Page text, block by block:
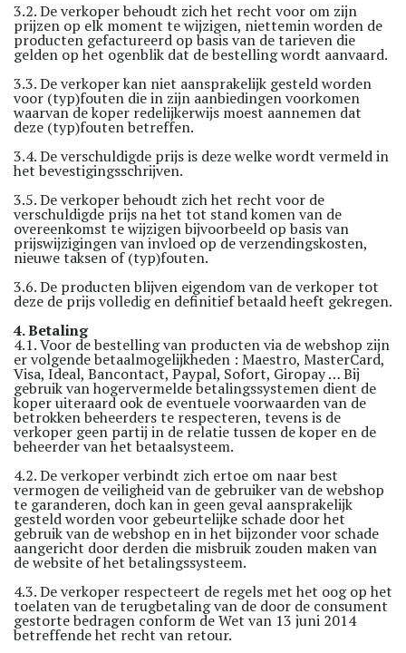
3.2. De verkoper behoudt zich het recht voor om zijn
prijzen op elk moment te wijzigen, niettemin worden de
producten gefactureerd op basis van de tarieven die
gelden op het ogenblik dat de bestelling wordt aanvaard.
3.3. De verkoper kan niet aansprakelijk gesteld worden
voor (typ)fouten die in zijn aanbiedingen voorkomen
waarvan de koper redelijkerwijs moest aannemen dat
deze (typ)fouten betreffen.
3.4. De verschuldigde prijs is deze welke wordt vermeld in
het bevestigingsschrijven.
3.5. De verkoper behoudt zich het recht voor de
verschuldigde prijs na het tot stand komen van de
overeenkomst te wijzigen bijvoorbeeld op basis van
prijswijzigingen van invloed op de verzendingskosten,
nieuwe taksen of (typ)fouten.
3.6. De producten blijven eigendom van de verkoper tot
deze de prijs volledig en definitief betaald heeft gekregen.
4. Betaling
4.1. Voor de bestelling van producten via de webshop zijn
er volgende betaalmogelijkheden : Maestro, MasterCard,
Visa, Ideal, Bancontact, Paypal, Sofort, Giropay … Bij
gebruik van hogervermelde betalingssystemen dient de
koper uiteraard ook de eventuele voorwaarden van de
betrokken beheerders te respecteren, tevens is de
verkoper geen partij in de relatie tussen de koper en de
beheerder van het betaalsysteem.
4.2. De verkoper verbindt zich ertoe om naar best
vermogen de veiligheid van de gebruiker van de webshop
te garanderen, doch kan in geen geval aansprakelijk
gesteld worden voor gebeurtelijke schade door het
gebruik van de webshop en in het bijzonder voor schade
aangericht door derden die misbruik zouden maken van
de website of het betalingssysteem.
4.3. De verkoper respecteert de regels met het oog op het
toelaten van de terugbetaling van de door de consument
gestorte bedragen conform de Wet van 13 juni 2014
betreffende het recht van retour.